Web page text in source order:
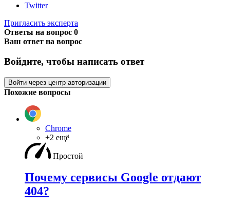
Twitter
Пригласить эксперта
Ответы на вопрос 0
Ваш ответ на вопрос
Войдите, чтобы написать ответ
Войти через центр авторизации
Похожие вопросы
Chrome
+2 ещё
Простой
Почему сервисы Google отдают
404?